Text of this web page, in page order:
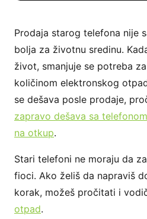
Prodaja starog telefona nije
bolja za životnu sredinu.
život, smanjuje se potreba
količinom elektronskog
se dešava posle prodaje,
zapravo dešava sa
na otkup.
Stari telefoni ne moraju da
fioci. Ako želiš da napraviš
korak, možeš pročitati i
otpad.